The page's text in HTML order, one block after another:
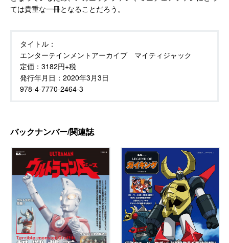
ては貴重な一冊となることだろう。
タイトル：
エンターテインメントアーカイブ マイティジャック
定価： 3182円+税
発行年月日： 2020年3月3日
978-4-7770-2464-3
バックナンバー/関連誌